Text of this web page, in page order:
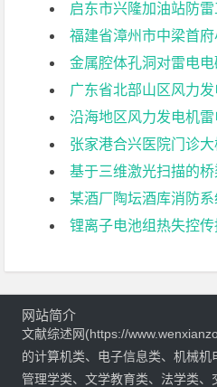
启东市兴隆加油站防
福建省漳州市中梁首府小
金属腔体孔洞对雷电电磁
广东省北部山区风力发电
沿海地区风力发电机
张家港合兴医院门诊大楼及
基于三维激光扫描的
某酒厂陶坛酒库消防
锂离子电池组热失控传播
网站简介
文献综述网(https://
的计算机类、电子信息类、机械机
管理学类、文学教育类、法学类